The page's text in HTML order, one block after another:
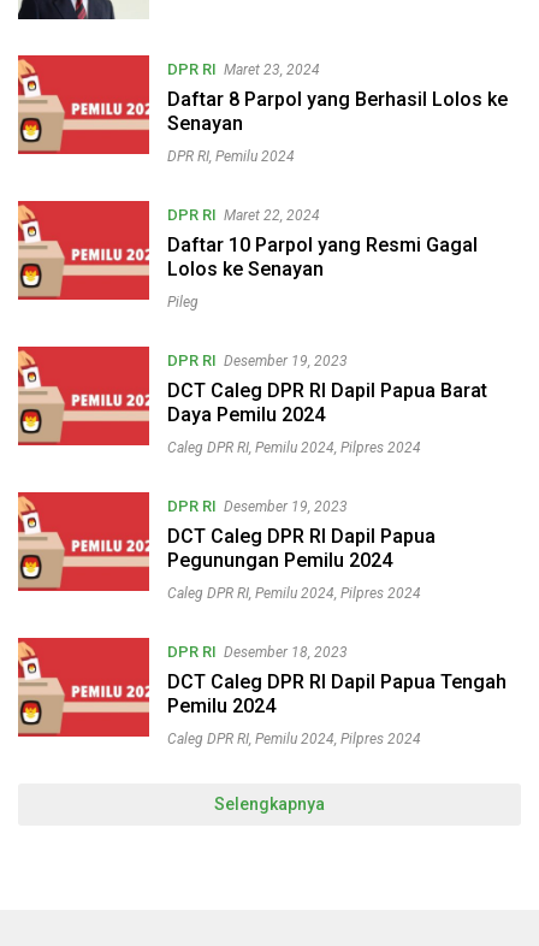
DPR RI Maret 23, 2024
Daftar 8 Parpol yang Berhasil Lolos ke
Senayan
DPR RI, Pemilu 2024
DPR RI Maret 22, 2024
Daftar 10 Parpol yang Resmi Gagal
Lolos ke Senayan
Pileg
DPR RI Desember 19, 2023
DCT Caleg DPR RI Dapil Papua Barat
Daya Pemilu 2024
Caleg DPR RI, Pemilu 2024 Pilpres 2024
DPR RI Desember 19, 2023
DCT Caleg DPR RI Dapil Papua
Pegunungan Pemilu 2024
Caleg DPR RI, Pemilu 2024 Pilpres 2024
DPR RI Desember 18, 2023
DCT Caleg DPR RI Dapil Papua Tengah
Pemilu 2024
Caleg DPR RI, Pemilu 2024 Pilpres 2024
Selengkapnya